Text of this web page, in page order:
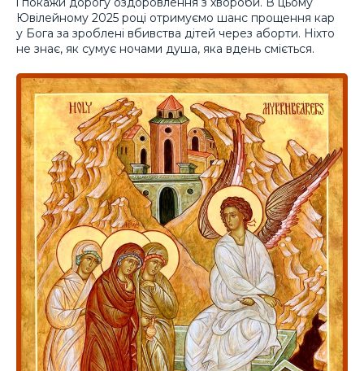
Ювілейному 2025 році отримуємо шанс прощення кар
у Бога за зроблені вбивства дітей через аборти. Ніхто
не знає, як сумує ночами душа, яка вдень сміється.